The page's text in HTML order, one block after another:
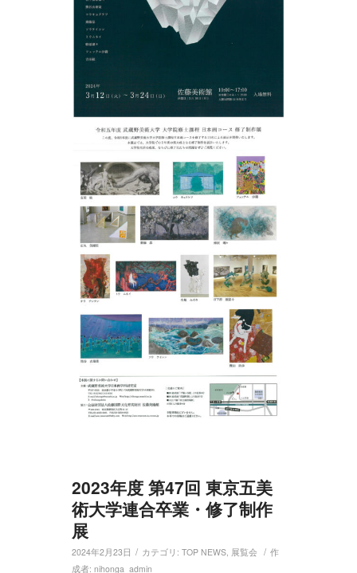
2023年度 第47回 東京五美
術大学連合卒業・修了制作
展
2024年2月23日 / カテゴリ: TOP NEWS, 展覧会 / 作
成者: nihonga_admin